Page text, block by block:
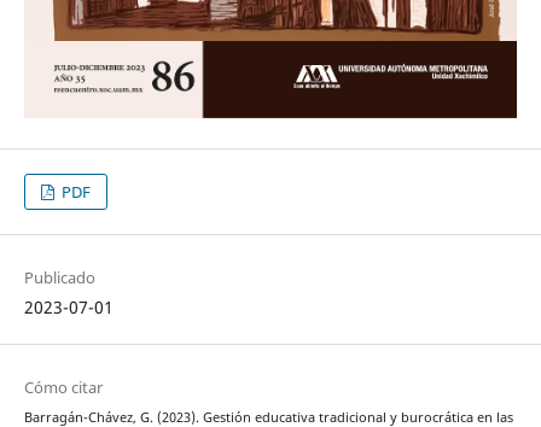
PDF
Publicado
2023-07-01
Cómo citar
Barragán-Chávez, G. (2023). Gestión educativa tradicional y burocrática en las